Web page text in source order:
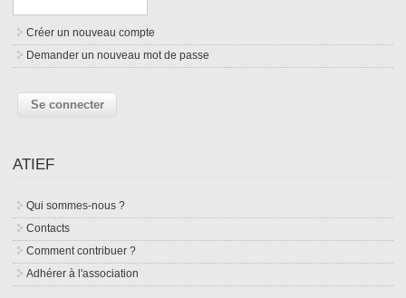
Créer un nouveau compte
Demander un nouveau mot de passe
ATIEF
Qui sommes-nous ?
Contacts
Comment contribuer ?
Adhérer à l'association